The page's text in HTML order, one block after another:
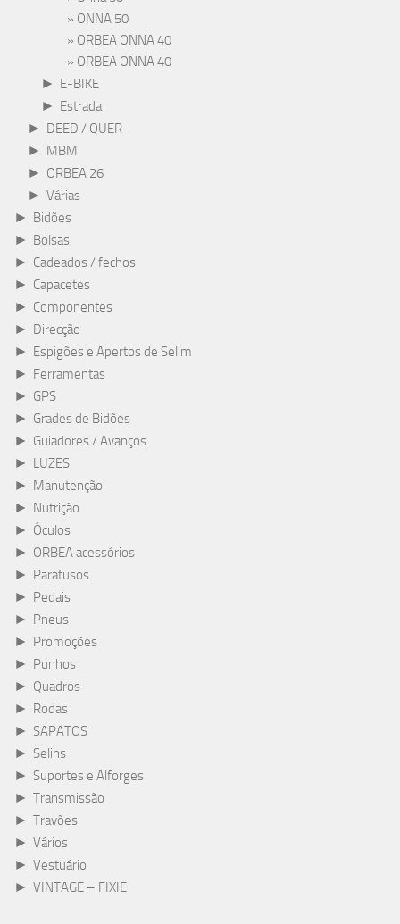
ONNA 50
ORBEA ONNA 40
ORBEA ONNA 40
► E-BIKE
► Estrada
► DEED / QUER
► MBM
► ORBEA 26
► Várias
► Bidões
► Bolsas
► Cadeados / fechos
► Capacetes
► Componentes
► Direcção
► Espigões e Apertos de Selim
► Ferramentas
► GPS
► Grades de Bidões
► Guiadores / Avanços
► LUZES
► Manutenção
► Nutrição
► Óculos
► ORBEA acessórios
► Parafusos
► Pedais
► Pneus
► Promoções
► Punhos
► Quadros
► Rodas
► SAPATOS
► Selins
► Suportes e Alforges
► Transmissão
► Travões
► Vários
► Vestuário
► VINTAGE – FIXIE